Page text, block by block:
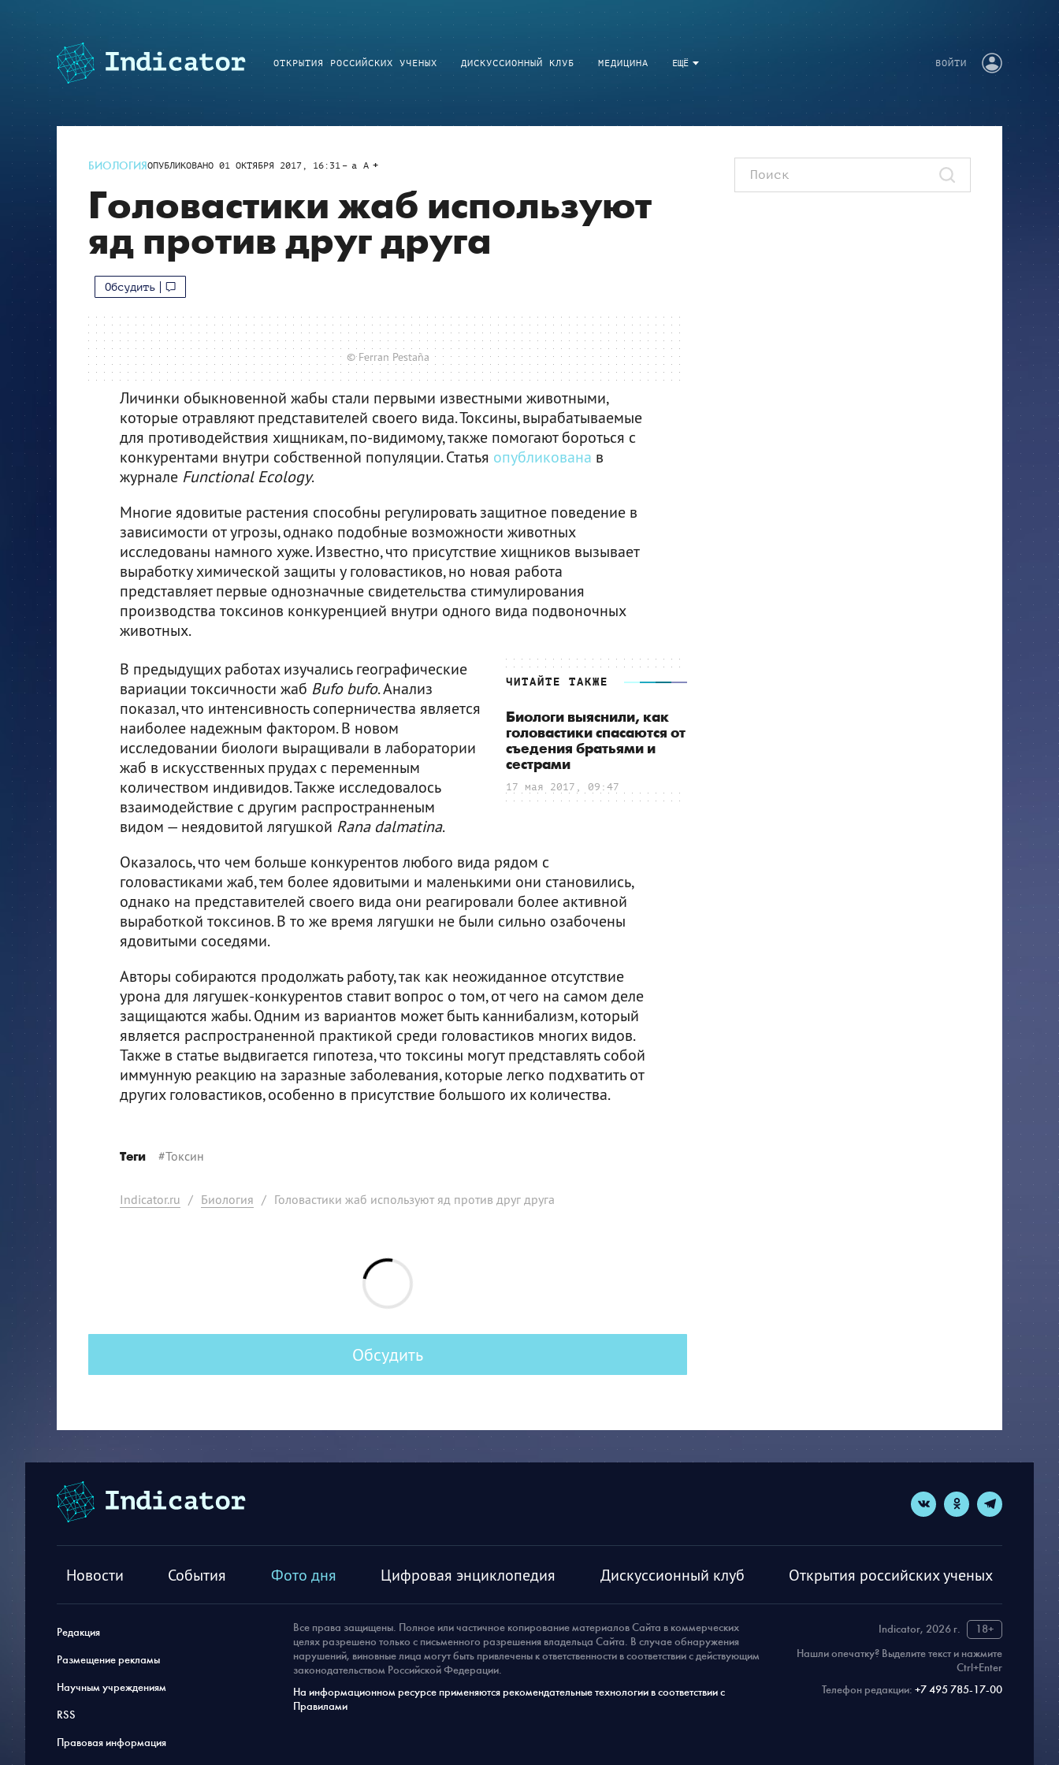
ЕЩЁ
ОТКРЫТИЯ РОССИЙСКИХ УЧЕНЫХ ДИСКУССИОННЫЙ КЛУБ МЕДИЦИНА ВОЙТИ
БИОЛОГИЯОПУБЛИКОВАНО 01 ОКТЯБРЯ 2017, 16:31 a A
Головастики жаб используют
яд против друг друга
Обсудить
© Ferran Pestaña
Личинки обыкновенной жабы стали первыми известными животными,
которые отравляют представителей своего вида. Токсины, вырабатываемые
для противодействия хищникам, по-видимому, также помогают бороться с
конкурентами внутри собственной популяции. Статья опубликована в
журнале Functional Ecology.
Многие ядовитые растения способны регулировать защитное поведение в
зависимости от угрозы, однако подобные возможности животных
исследованы намного хуже. Известно, что присутствие хищников вызывает
выработку химической защиты у головастиков, но новая работа
представляет первые однозначные свидетельства стимулирования
производства токсинов конкуренцией внутри одного вида подвоночных
животных.
ЧИТАЙТЕ ТАКЖЕ
Биологи выяснили, как
головастики спасаются от
съедения братьями и
сестрами
17 мая 2017, 09:47
В предыдущих работах изучались географические
вариации токсичности жаб Bufo bufo. Анализ
показал, что интенсивность соперничества является
наиболее надежным фактором. В новом
исследовании биологи выращивали в лаборатории
жаб в искусственных прудах с переменным
количеством индивидов. Также исследовалось
взаимодействие с другим распространненым
видом — неядовитой лягушкой Rana dalmatina.
Оказалось, что чем больше конкурентов любого вида рядом с
головастиками жаб, тем более ядовитыми и маленькими они становились,
однако на представителей своего вида они реагировали более активной
выработкой токсинов. В то же время лягушки не были сильно озабочены
ядовитыми соседями.
Авторы собираются продолжать работу, так как неожиданное отсутствие
урона для лягушек-конкурентов ставит вопрос о том, от чего на самом деле
защищаются жабы. Одним из вариантов может быть каннибализм, который
является распространенной практикой среди головастиков многих видов.
Также в статье выдвигается гипотеза, что токсины могут представлять собой
иммунную реакцию на заразные заболевания, которые легко подхватить от
других головастиков, особенно в присутствие большого их количества.
Теги #Токсин
Indicator.ru / Биология / Головастики жаб используют яд против друг друга
Обсудить
Новости События Фото дня Цифровая энциклопедия Дискуссионный клуб Открытия российских ученых
Редакция
Размещение рекламы
Научным учреждениям
RSS
Правовая информация
Indicator, 2026 г.
18+
Нашли опечатку? Выделите текст и нажмите
Ctrl+Enter
Телефон редакции: +7 495 785-17-00
Все права защищены. Полное или частичное копирование материалов Сайта в коммерческих
целях разрешено только с письменного разрешения владельца Сайта. В случае обнаружения
нарушений, виновные лица могут быть привлечены к ответственности в соответствии с действующим
законодательством Российской Федерации.
На информационном ресурсе применяются рекомендательные технологии в соответствии с
Правилами